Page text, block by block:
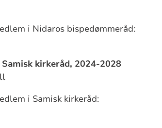
i Nidaros bispedømmeråd:
kirkeråd, 2024-2028
i Samisk kirkeråd: